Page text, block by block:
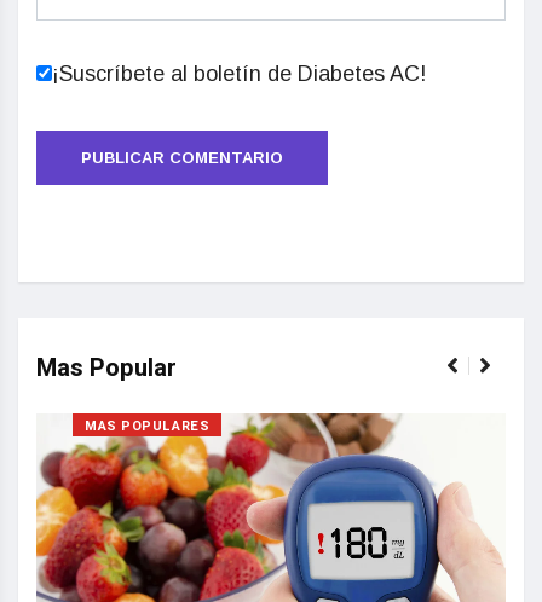
¡Suscríbete al boletín de Diabetes AC!
Mas Popular
MAS POPULARES